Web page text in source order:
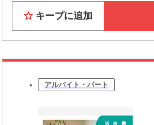
キープに追加
アルバイト・パート